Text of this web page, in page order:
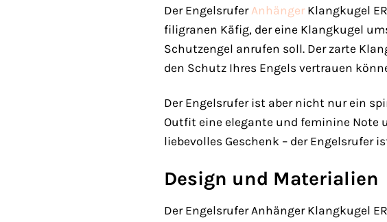
Der EngelsruferAnhänger Klangkugel
filigranen Käfig, der eine Klangkugel
Schutzengel anrufen soll. Der zarte
den Schutz Ihres Engels vertrauen
Der Engelsrufer ist aber nicht nur ein
Outfit eine elegante und feminine Note
liebevolles Geschenk – der Engelsrufer
Design und Materialien
Der Engelsrufer Anhänger Klangkugel